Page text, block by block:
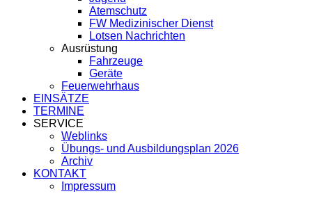
Atemschutz
FW Medizinischer Dienst
Lotsen Nachrichten
Ausrüstung
Fahrzeuge
Geräte
Feuerwehrhaus
EINSÄTZE
TERMINE
SERVICE
Weblinks
Übungs- und Ausbildungsplan 2026
Archiv
KONTAKT
Impressum